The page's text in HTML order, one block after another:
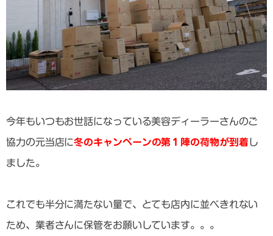
今年もいつもお世話になっている美容ディーラーさんのご
協力の元当店に冬のキャンペーンの第１陣の荷物が到着し
ました。
これでも半分に満たない量で、とても店内に並べきれない
ため、業者さんに保管をお願いしています。。。